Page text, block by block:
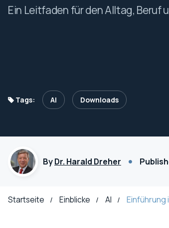
Ein Leitfaden für den Alltag, Beruf
Tags: AI Downloads
ByDr. Harald Dreher
Startseite Einblicke AI Einführung